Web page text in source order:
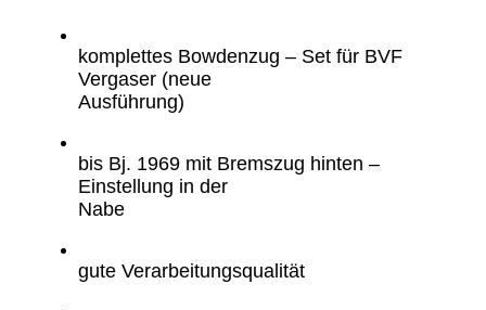
komplettes Bowdenzug – Set für BVF
Vergaser (neue
Ausführung)
bis Bj. 1969 mit Bremszug hinten –
Einstellung in der
Nabe
gute Verarbeitungsqualität